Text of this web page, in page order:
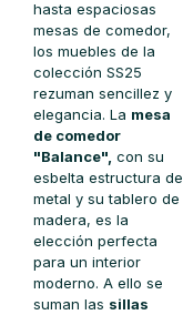
hasta espaciosas
mesas de comedor,
los muebles de la
colección SS25
rezuman sencillez y
elegancia. La mesa
de comedor
"Balance", con su
esbelta estructura de
metal y su tablero de
madera, es la
elección perfecta
para un interior
moderno. A ello se
suman las sillas